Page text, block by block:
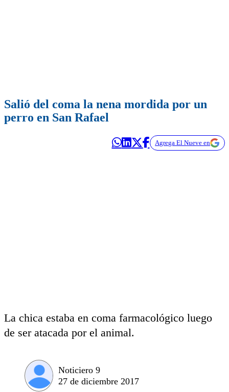
Salió del coma la nena mordida por un
perro en San Rafael
Agrega El Nueve en
La chica estaba en coma farmacológico luego
de ser atacada por el animal.
Noticiero 9
27 de diciembre 2017